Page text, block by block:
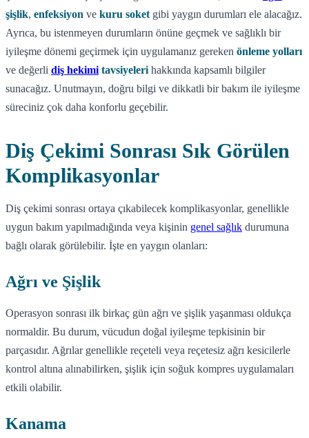
şişlik, enfeksiyon ve kuru soket gibi yaygın durumları ele alacağız.
Ayrıca, bu istenmeyen durumların önüne geçmek ve sağlıklı bir
iyileşme dönemi geçirmek için uygulamanız gereken önleme yolları
ve değerli diş hekimi tavsiyeleri hakkında kapsamlı bilgiler
sunacağız. Unutmayın, doğru bilgi ve dikkatli bir bakım ile iyileşme
süreciniz çok daha konforlu geçebilir.
Diş Çekimi Sonrası Sık Görülen
Komplikasyonlar
Diş çekimi sonrası ortaya çıkabilecek komplikasyonlar, genellikle
uygun bakım yapılmadığında veya kişinin genel sağlık durumuna
bağlı olarak görülebilir. İşte en yaygın olanları:
Ağrı ve Şişlik
Operasyon sonrası ilk birkaç gün ağrı ve şişlik yaşanması oldukça
normaldir. Bu durum, vücudun doğal iyileşme tepkisinin bir
parçasıdır. Ağrılar genellikle reçeteli veya reçetesiz ağrı kesicilerle
kontrol altına alınabilirken, şişlik için soğuk kompres uygulamaları
etkili olabilir.
Kanama